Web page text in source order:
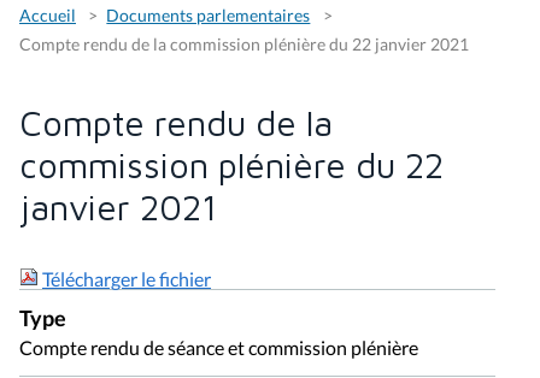
Accueil
Documents parlementaires
Compte rendu de la commission plénière du 22 janvier 2021
Compte rendu de la
commission plénière du 22
janvier 2021
Télécharger le fichier
Type
Compte rendu de séance et commission plénière